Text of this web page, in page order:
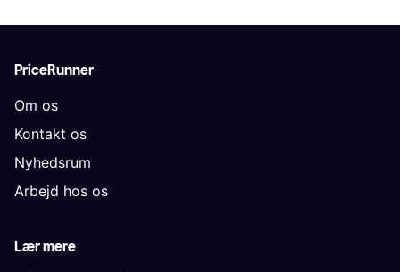
PriceRunner
Om os
Kontakt os
Nyhedsrum
Arbejd hos os
Lær mere